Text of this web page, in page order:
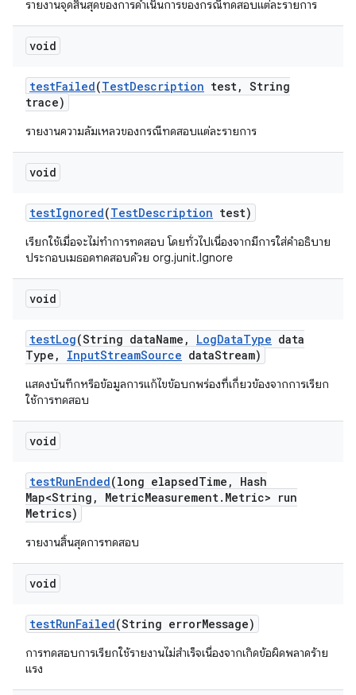
รายงานจุดสิ้นสุดของการดำเนินการของกรณีทดสอบแต่ละรายการ
void
testFailed(TestDescription test, String
trace)
รายงานความล้มเหลวของกรณีทดสอบแต่ละรายการ
void
testIgnored(TestDescription test)
เรียกใช้เมื่อจะไม่ทำการทดสอบ โดยทั่วไปเนื่องจากมีการใส่คำอธิบาย
ประกอบเมธอดทดสอบด้วย org.junit.Ignore
void
testLog(String dataName , LogDataType data
Type , InputStreamSource dataStream)
แสดงบันทึกหรือข้อมูลการแก้ไขข้อบกพร่องที่เกี่ยวข้องจากการเรียก
ใช้การทดสอบ
void
testRunEnded(long elapsedTime ,
Hash
Map<String , MetricMeasurement. Metric> run
Metrics)
รายงานสิ้นสุดการทดสอบ
void
testRunFailed(String errorMessage)
การทดสอบการเรียกใช้รายงานไม่สำเร็จเนื่องจากเกิดข้อผิดพลาดร้าย
แรง